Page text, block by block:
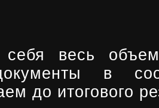
весь объем
в
до итогового